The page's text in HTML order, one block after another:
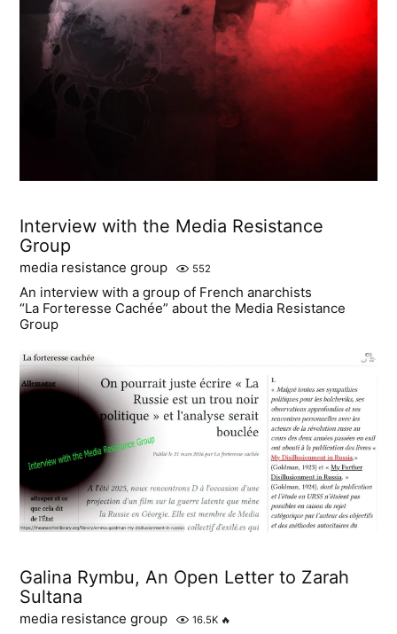
Interview with the Media Resistance
Group
media resistance group 552
An interview with a group of French anarchists
“La Forteresse Cachée” about the Media Resistance
Group
Galina Rymbu, An Open Letter to Zarah
Sultana
media resistance group 16.5K 🔥